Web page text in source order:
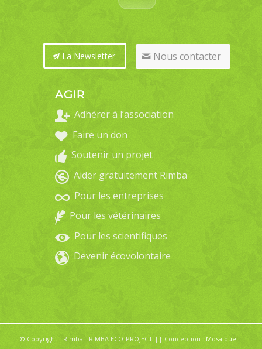
La Newsletter Nous contacter
AGIR
Adhérer à l’association
Faire un don
Soutenir un projet
Aider gratuitement Rimba
Pour les entreprises
Pour les vétérinaires
Pour les scientifiques
Devenir écovolontaire
© Copyright - Rimba - RIMBA ECO-PROJECT || Conception : Mosaïque